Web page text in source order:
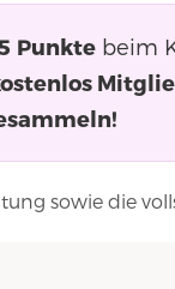
Punktebeim
sowie die